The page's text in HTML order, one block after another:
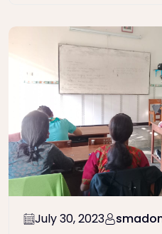
July 30, 2023